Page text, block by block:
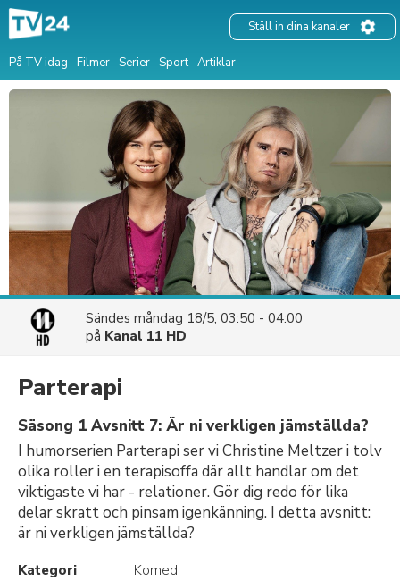
På TV idag Filmer Serier Sport Artiklar
Ställ in dina kanaler
Sändes måndag 18/5, 03:50 - 04:00
på Kanal 11 HD
Parterapi
Säsong 1 Avsnitt 7: Är ni verkligen jämställda?
I humorserien Parterapi ser vi Christine Meltzer i tolv
olika roller i en terapisoffa där allt handlar om det
viktigaste vi har - relationer. Gör dig redo för lika
delar skratt och pinsam igenkänning. I detta avsnitt:
är ni verkligen jämställda?
Kategori
Komedi